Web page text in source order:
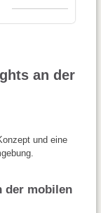
an der
und eine
der mobilen